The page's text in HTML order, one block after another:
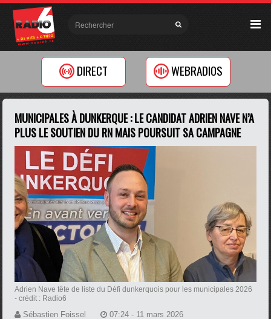
DIRECT WEBRADIOS
MUNICIPALES À DUNKERQUE : LE CANDIDAT ADRIEN NAVE N’A
PLUS LE SOUTIEN DU RN MAIS POURSUIT SA CAMPAGNE
Adrien Nave tête de liste du Défi dunkerquois pour les municipales 2026
- crédit : Radio6
Sébastien Foissel 07:24 - 11 mars 2026